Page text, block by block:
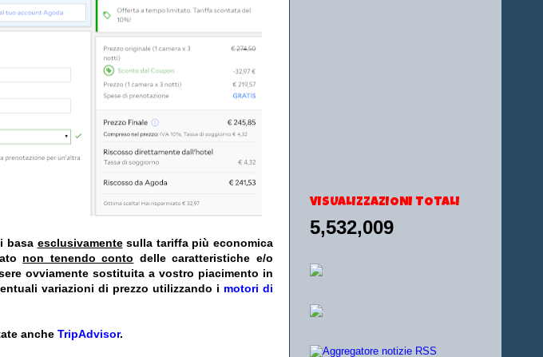
basa esclusivamentesulla tariffa più economica
non tenendo conto delle caratteristiche e/o
ovviamente sostituita a vostro piacimento in
variazioni di prezzo utilizzando i motori di
anche TripAdvisor.
VISUALIZZAZIONI TOTALI
5,532,009